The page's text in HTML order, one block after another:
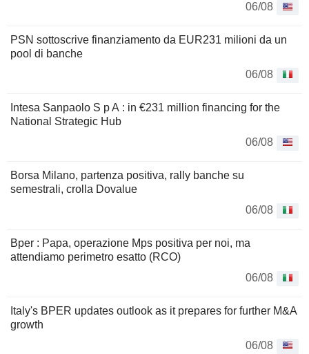
06/08
PSN sottoscrive finanziamento da EUR231 milioni da un
pool di banche
06/08
Intesa Sanpaolo S p A : in €231 million financing for the
National Strategic Hub
06/08
Borsa Milano, partenza positiva, rally banche su
semestrali, crolla Dovalue
06/08
Bper : Papa, operazione Mps positiva per noi, ma
attendiamo perimetro esatto (RCO)
06/08
Italy's BPER updates outlook as it prepares for further M&A
growth
06/08